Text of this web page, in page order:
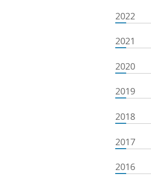
2022
2021
2020
2019
2018
2017
2016